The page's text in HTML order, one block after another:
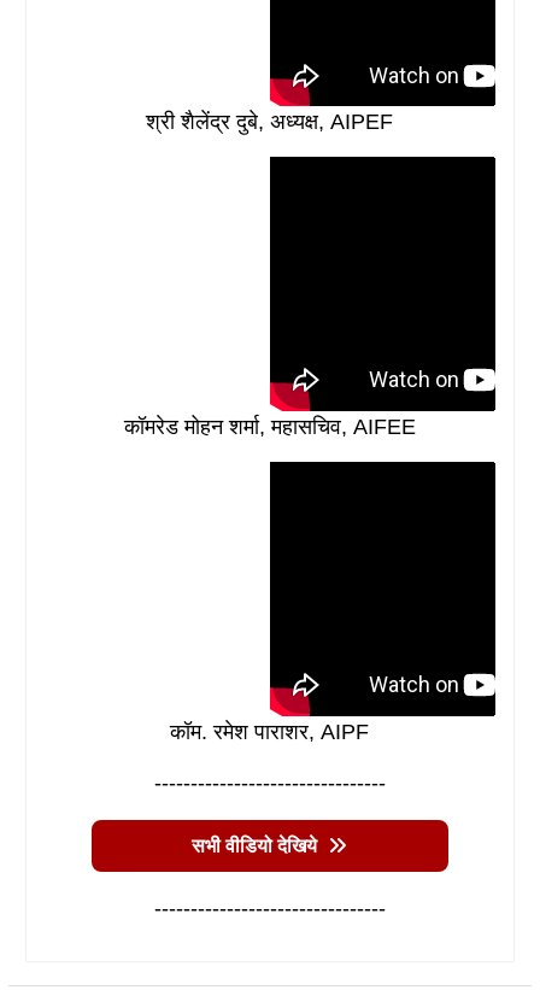
श्री शैलेंद्र दुबे, अध्यक्ष, AIPEF
कॉमरेड मोहन शर्मा, महासचिव, AIFEE
कॉम. रमेश पाराशर, AIPF
--------------------------------
सभी वीडियो देखिये
--------------------------------